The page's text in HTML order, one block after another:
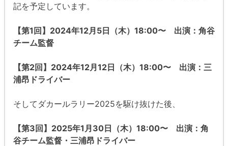
記を予定しています。
【第1回】2024年12月5日（木）18:00〜 出演：角谷
チーム監督
【第2回】2024年12月12日（木）18:00〜 出演：三
浦昂ドライバー
そしてダカールラリー2025を駆け抜けた後、
【第3回】2025年1月30日（木）18:00〜 出演：角
谷チーム監督・三浦昂ドライバー